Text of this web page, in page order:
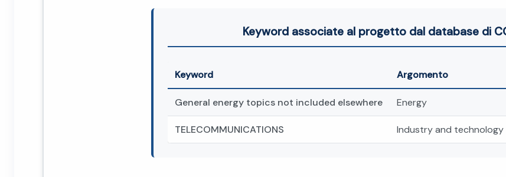
Keyword associate al progetto dal database di
Keyword Argomento
General energy topics not included elsewhere Energy
TELECOMMUNICATIONS Industry and technology